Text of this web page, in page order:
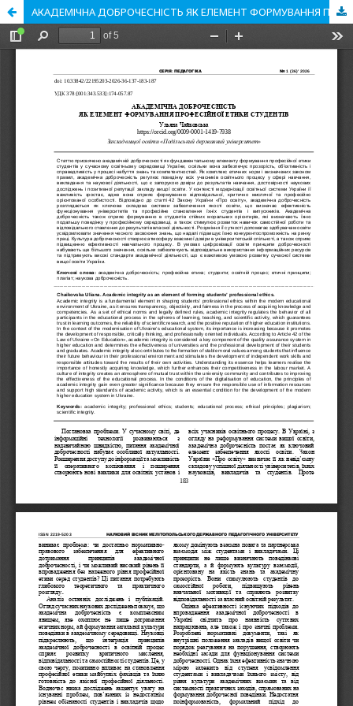
АКАДЕМІЧНА ДОБРОЧЕСНІСТЬ ЯК ЕЛЕМЕНТ ФОРМУВАННЯ ПРОФЕСІЙНОЇ ЕТИКИ СТУДЕНТІВ